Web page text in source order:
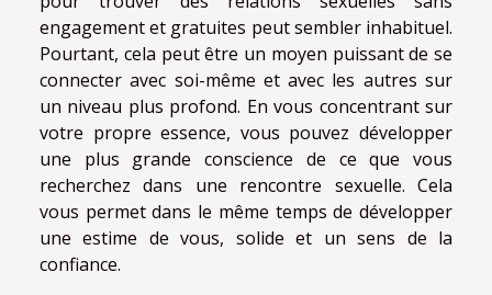
engagement et gratuites peut sembler inhabituel.
Pourtant, cela peut être un moyen puissant de se
connecter avec soi-même et avec les autres sur
un niveau plus profond. En vous concentrant sur
votre propre essence, vous pouvez développer
une plus grande conscience de ce que vous
recherchez dans une rencontre sexuelle. Cela
vous permet dans le même temps de développer
une estime de vous, solide et un sens de la
confiance.